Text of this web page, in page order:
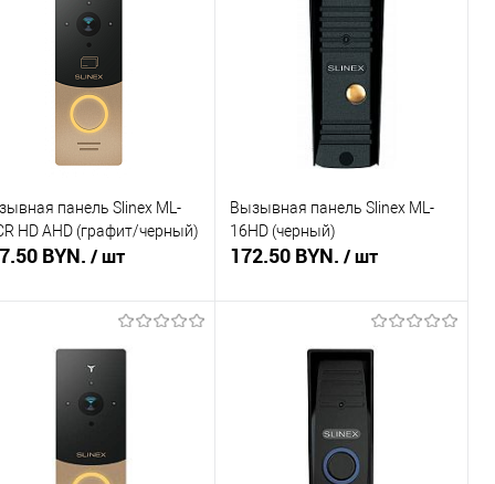
в 1 клик
Сравнение
Купить в 1 клик
Сравнение
В избранное
Недоступно
панель Slinex ML-
HD AHD (графит/черный)
BYN. / шт
Подписаться
в 1 клик
Сравнение
Вызывная панель Slinex ML-
16HD (черный)
172.50 BYN. / шт
Подписаться
Купить в 1 клик
Сравнение
Недоступно